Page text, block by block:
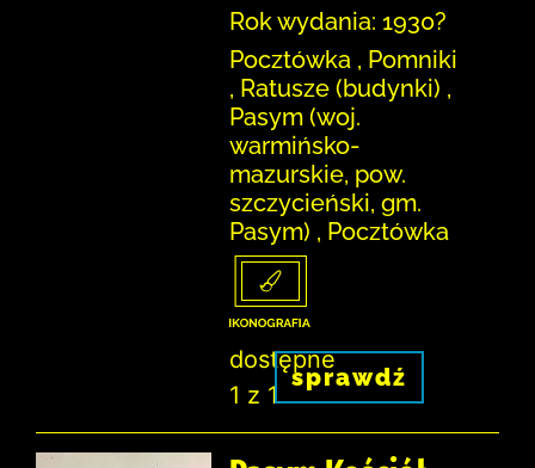
Rok wydania: 1930?
Pocztówka , Pomniki
, Ratusze (budynki) ,
Pasym (woj.
warmińsko-
mazurskie, pow.
szczycieński, gm.
Pasym) , Pocztówka
dostępne
1 z 1
sprawdź